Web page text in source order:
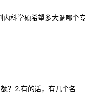
科学硕希望多大调哪个专
？2.有的话，有几个名